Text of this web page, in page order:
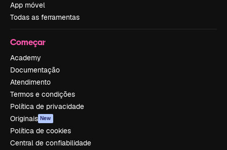
App móvel
Todas as ferramentas
Começar
Academy
Documentação
Atendimento
Termos e condições
Política de privacidade
Originais New
Política de cookies
Central de confiabilidade